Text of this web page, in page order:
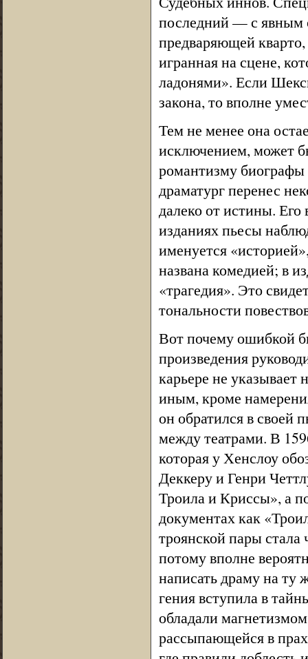
последний — с явным
предваряющей кварто,
игранная на сцене,
ладонями». Если
закона, то вполне
Тем не менее она
исключением, может
романтизму биографы
драматург перенес
далеко от истины. Его
изданиях пьесы
именуется
названа комедией; в
«трагедия». Это
тональности
Вот почему ошибкой
произведения
карьере не
иным, кроме
он обратился в своей
между театрами. В
которая у Хенслоу
Деккеру и Генри
Троила и Криссы», а
документах как
троянской пары стала
потому вполне
написать драму на ту
гения вступила в
обладали
рассыпающейся в